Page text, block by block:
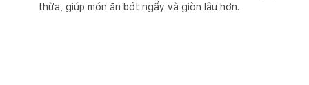
thừa, giúp món ăn bớt ngấy và giòn lâu hơn.